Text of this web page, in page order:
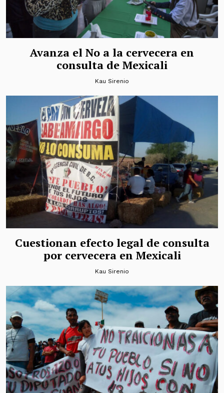
Avanza el No a la cervecera en
consulta de Mexicali
Kau Sirenio
Cuestionan efecto legal de consulta
por cervecera en Mexicali
Kau Sirenio